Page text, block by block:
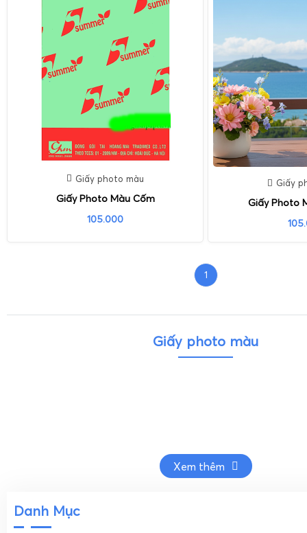
Danh Mục
Giấy photo màu
Giấy Photo Màu Cốm
105.000
Giấy
Giấy Photo
1
Giấy photo màu
Xem thêm